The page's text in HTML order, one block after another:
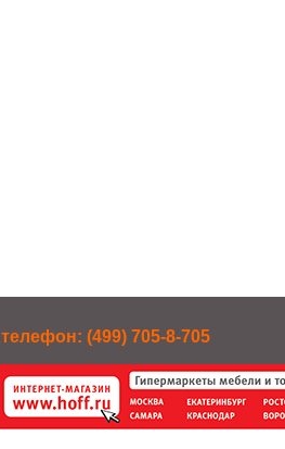
телефон: (499) 705-8-705